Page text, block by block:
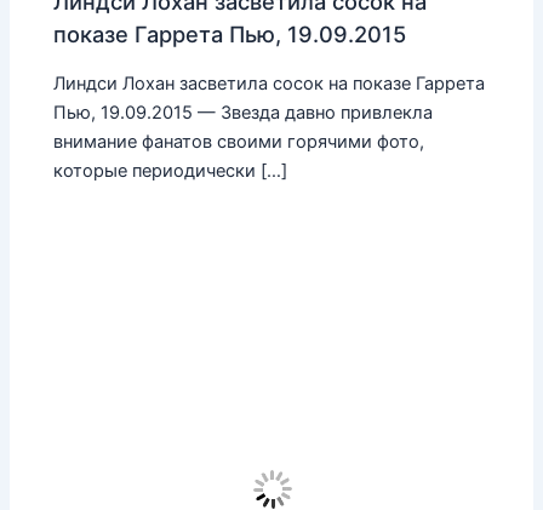
показе Гаррета Пью, 19.09.2015
Линдси Лохан засветила сосок на показе Гаррета
Пью, 19.09.2015 — Звезда давно привлекла
внимание фанатов своими горячими фото,
которые периодически […]